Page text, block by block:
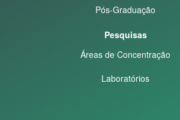
Pós-Graduação
Pesquisas
Áreas de Concentração
Laboratórios